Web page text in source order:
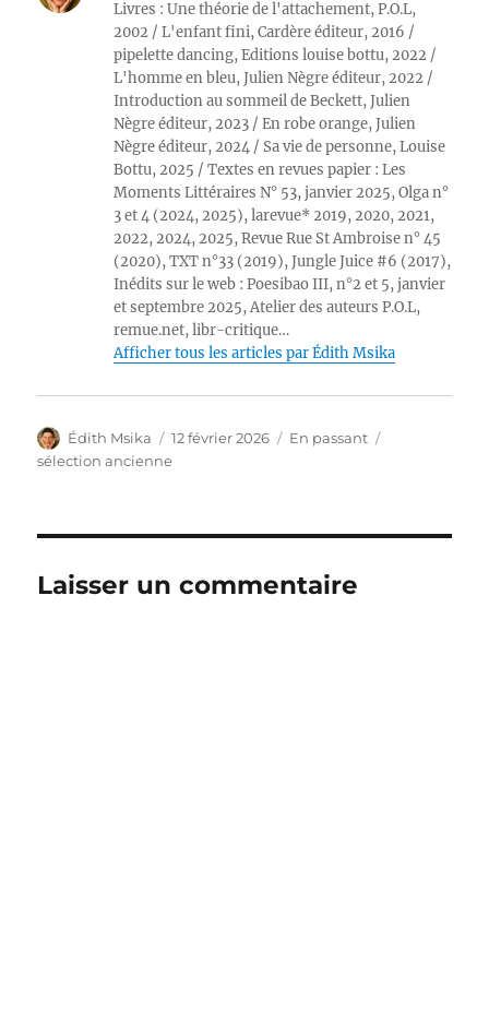
Livres : Une théorie de l'attachement, P.O.L,
2002 / L'enfant fini, Cardère éditeur, 2016 /
pipelette dancing, Editions louise bottu, 2022 /
L'homme en bleu, Julien Nègre éditeur, 2022 /
Introduction au sommeil de Beckett, Julien
Nègre éditeur, 2023 / En robe orange, Julien
Nègre éditeur, 2024 / Sa vie de personne, Louise
Bottu, 2025 / Textes en revues papier : Les
Moments Littéraires N° 53, janvier 2025, Olga n°
3 et 4 (2024, 2025), larevue* 2019, 2020, 2021,
2022, 2024, 2025, Revue Rue St Ambroise n° 45
(2020), TXT n°33 (2019), Jungle Juice #6 (2017),
Inédits sur le web : Poesibao III, n°2 et 5, janvier
et septembre 2025, Atelier des auteurs P.O.L,
remue.net, libr-critique…
Afficher tous les articles par Édith Msika
Auteur
Édith Msika
Publié
le
12 février 2026 Format
En passant
sélection ancienne
Laisser un commentaire